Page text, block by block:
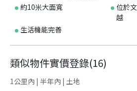
約10米大面寬
位於
越
生活機能完善
類似物件實價登錄(16)
1公里內 | 半年內 | 土地